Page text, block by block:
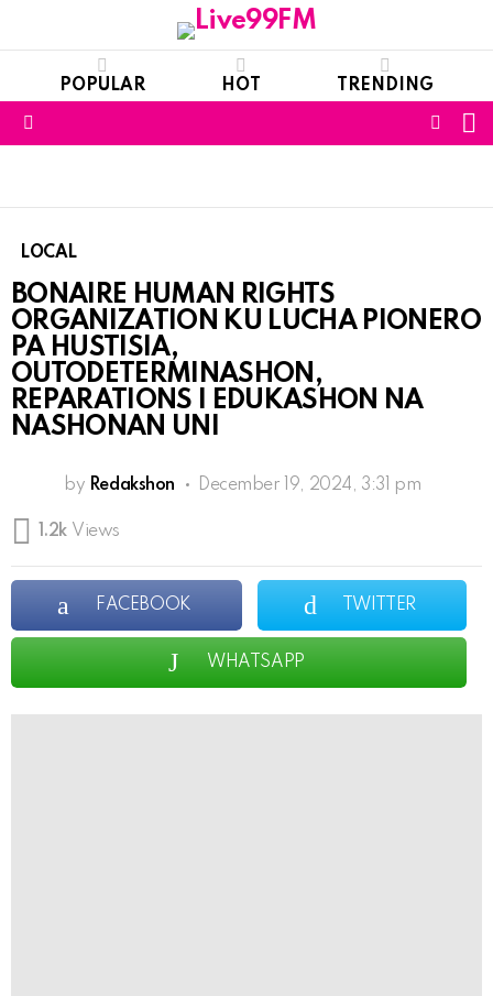
POPULAR HOT TRENDING
LOCAL
BONAIRE HUMAN RIGHTS
ORGANIZATION KU LUCHA PIONERO
PA HUSTISIA,
OUTODETERMINASHON,
REPARATIONS I EDUKASHON NA
NASHONAN UNI
by Redakshon December 19, 2024, 3:31 pm
1.2k Views
FACEBOOK TWITTER
WHATSAPP